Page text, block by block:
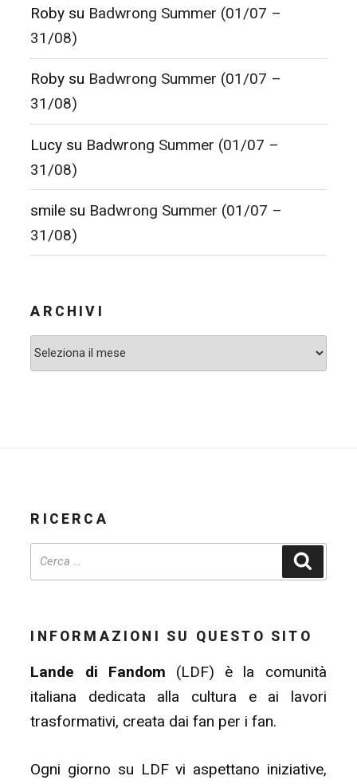
Roby su Badwrong Summer (01/07 –
31/08)
Roby su Badwrong Summer (01/07 –
31/08)
Lucy su Badwrong Summer (01/07 –
31/08)
smile su Badwrong Summer (01/07 –
31/08)
ARCHIVI
Archivi
RICERCA
INFORMAZIONI SU QUESTO SITO
Lande di Fandom (LDF) è la comunità
italiana dedicata alla cultura e ai lavori
trasformativi, creata dai fan per i fan.
Ogni giorno su LDF vi aspettano iniziative,